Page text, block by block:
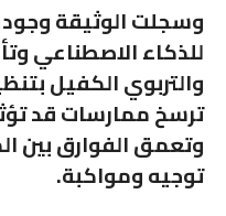
وسجلت الوثيقة وجود
للذكاء الاصطناعي
والتربوي الكفيل
ترسخ ممارسات قد
وتعمق الفوارق بين
توجيه ومواكبة.